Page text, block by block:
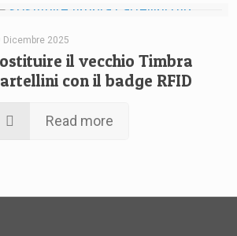
Dicembre 2025
il vecchio Timbra
con il badge RFID
Read more